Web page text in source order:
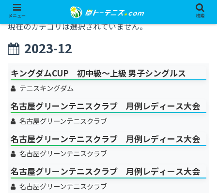
現在のカテゴリは選択されていません。
2023-12
キングダムCUP 初中級～上級 男子シングルス
テニスキングダム
名古屋グリーンテニスクラブ 月例レディース大会
名古屋グリーンテニスクラブ
名古屋グリーンテニスクラブ 月例レディース大会
名古屋グリーンテニスクラブ
名古屋グリーンテニスクラブ 月例レディース大会
名古屋グリーンテニスクラブ
メニュー 検索